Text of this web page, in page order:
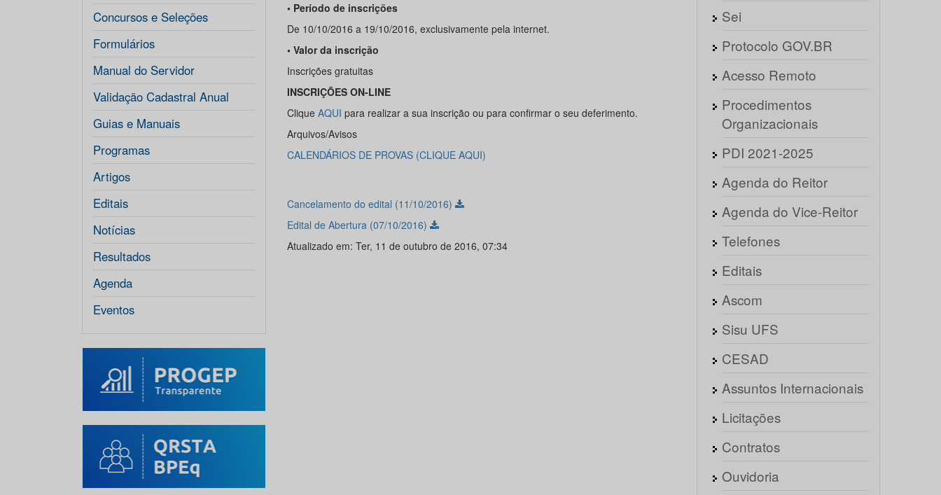
Concursos e Seleções
Formulários
Manual do Servidor
Validação Cadastral Anual
Guias e Manuais
Programas
Artigos
Editais
Notícias
Resultados
Agenda
Eventos
• Período de inscrições
De 10/10/2016 a 19/10/2016, exclusivamente pela internet.
• Valor da inscrição
Inscrições gratuitas
INSCRIÇÕES ON-LINE
Clique AQUI para realizar a sua inscrição ou para confirmar o seu deferimento.
Arquivos/Avisos
CALENDÁRIOS DE PROVAS (CLIQUE AQUI)
Cancelamento do edital (11/10/2016)
Edital de Abertura (07/10/2016)
Atualizado em: Ter, 11 de outubro de 2016, 07:34
Sei
Protocolo GOV.BR
Acesso Remoto
Procedimentos
Organizacionais
PDI 2021-2025
Agenda do Reitor
Agenda do Vice-Reitor
Telefones
Editais
Ascom
Sisu UFS
CESAD
Assuntos Internacionais
Licitações
Contratos
Ouvidoria